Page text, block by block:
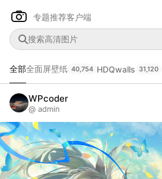
专题推荐客户端
全部全面屏壁纸 40,754 HDQwalls 31,120
WPcoder
@ admin
查看
--
下载
--
分类
--
主色调
--